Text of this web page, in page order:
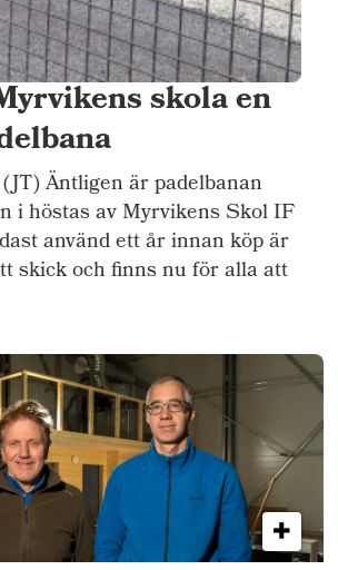
skola en
Äntligen är padelbanan
i höstas av Myrvikens Skol IF
använd ett år innan köp är
skick och finns nu för alla att